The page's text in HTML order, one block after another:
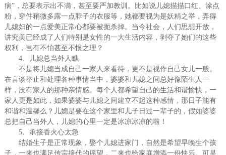
病”，总要表示出不满，甚至要严加教训。比如说儿媳描描口红、涂点
粉，穿件稍微多露一点脖子的衣服等，她都要视为是妖精之举，弄得
儿媳妇的一点爱美正常心都要被扼杀掉。当今社会，人们思想开放，
讲究美已经成了人们特别是女性的一大生活内容，剥夺了她们的这些
权利，岂有不怕甚至不恨之理？
4、儿媳总当外人瞧
不是将儿媳当成自己一家人来看待，更不是视作自己女儿一般。
在言谈举止和处理各种事情当中，婆婆和儿媳之间总好像陌生人一
样，没有家人的那种亲情感。每个人都希望自己的生活和谐愉快，一
家人更是如此，如果婆婆与儿媳之间建立不起这种感情，那日子能有
和谐和温馨么？儿媳是要在这个家里和儿子日过一辈子的，假如婆婆
总把自己当外人，儿媳的心里一定是冰凉冰凉的啦！
5、承接香火心太急
结婚生子是正常现象，娶个儿媳进家门，自然是希望早晚生个孩
子，一来也满足传宗接代的愿望，二来也给家庭增添一份快乐。可是